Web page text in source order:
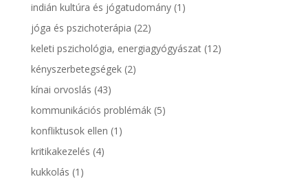
indián kultúra és jógatudomány(1)
jóga és pszichoterápia (22)
keleti pszichológia, energiagyógyászat(12)
kényszerbetegségek(2)
kínai orvoslás (43)
kommunikációs problémák(5)
konfliktusok ellen (1)
kritikakezelés (4)
kukkolás (1)